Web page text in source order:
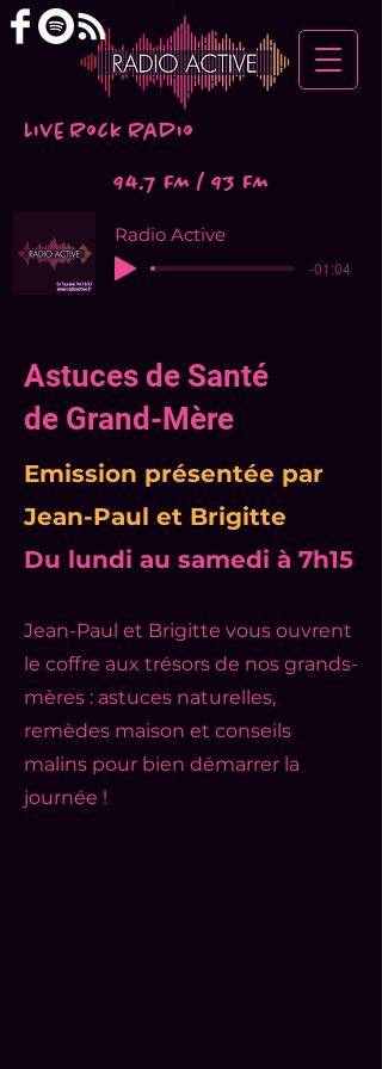
Live Rock Radio
Radio Active
-01:04
94.7 FM / 93 FM
Astuces de Santé
de Grand-Mère
Emission présentée par
Jean-Paul et Brigitte
Du lundi au samedi à 7h15
Jean-Paul et Brigitte vous ouvrent
le coffre aux trésors de nos grands-
mères : astuces naturelles,
remèdes maison et conseils
malins pour bien démarrer la
journée !